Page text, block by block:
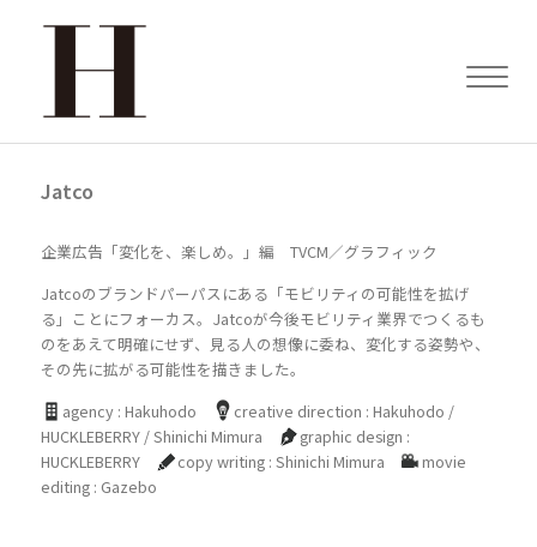
Jatco
企業広告「変化を、楽しめ。」編 TVCM／グラフィック
Jatcoのブランドパーパスにある「モビリティの可能性を拡げ
る」ことにフォーカス。Jatcoが今後モビリティ業界でつくるも
のをあえて明確にせず、見る人の想像に委ね、変化する姿勢や、
その先に拡がる可能性を描きました。
agency : Hakuhodo
creative direction : Hakuhodo /
HUCKLEBERRY / Shinichi Mimura
graphic design :
HUCKLEBERRY
copy writing : Shinichi Mimura
movie
editing : Gazebo